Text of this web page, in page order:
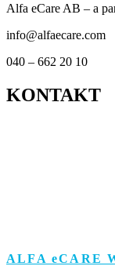
Alfa eCare AB – a
info@alfaecare.com
040 – 662 20 10
KONTAKT
ALFA eCARE